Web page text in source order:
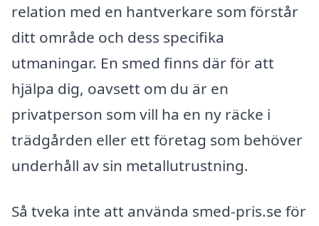
relation med en hantverkare som förstår
ditt område och dess specifika
utmaningar. En smed finns där för att
hjälpa dig, oavsett om du är en
privatperson som vill ha en ny räcke i
trädgården eller ett företag som behöver
underhåll av sin metallutrustning.
Så tveka inte att använda smed-pris.se för